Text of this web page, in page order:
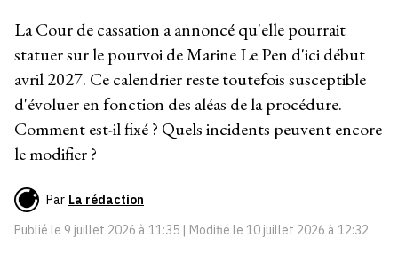
La Cour de cassation a annoncé qu'elle pourrait
statuer sur le pourvoi de Marine Le Pen d'ici début
avril 2027. Ce calendrier reste toutefois susceptible
d'évoluer en fonction des aléas de la procédure.
Comment est-il fixé ? Quels incidents peuvent encore
le modifier ?
Par La rédaction
Publié le 9 juillet 2026 à 11:35 | Modifié le 10 juillet 2026 à 12:32